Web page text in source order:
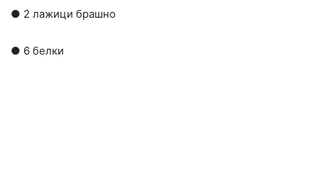
● 2 лажици брашно
● 6 белки